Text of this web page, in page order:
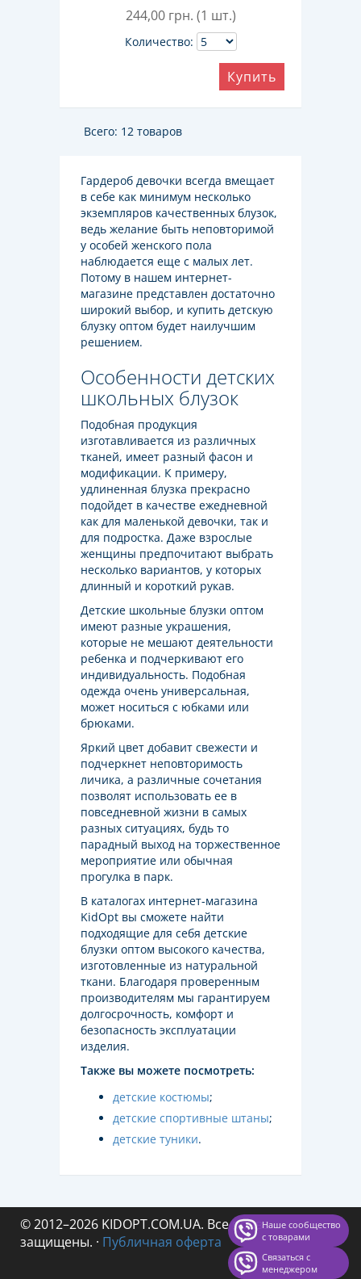
244,00 грн. (1 шт.)
Количество:
Купить
Всего: 12 товаров
Гардероб девочки всегда вмещает
в себе как минимум несколько
экземпляров качественных блузок,
ведь желание быть неповторимой
у особей женского пола
наблюдается еще с малых лет.
Потому в нашем интернет-
магазине представлен достаточно
широкий выбор, и купить детскую
блузку оптом будет наилучшим
решением.
Особенности детских
школьных блузок
Подобная продукция
изготавливается из различных
тканей, имеет разный фасон и
модификации. К примеру,
удлиненная блузка прекрасно
подойдет в качестве ежедневной
как для маленькой девочки, так и
для подростка. Даже взрослые
женщины предпочитают выбрать
несколько вариантов, у которых
длинный и короткий рукав.
Детские школьные блузки оптом
имеют разные украшения,
которые не мешают деятельности
ребенка и подчеркивают его
индивидуальность. Подобная
одежда очень универсальная,
может носиться с юбками или
брюками.
Яркий цвет добавит свежести и
подчеркнет неповторимость
личика, а различные сочетания
позволят использовать ее в
повседневной жизни в самых
разных ситуациях, будь то
парадный выход на торжественное
мероприятие или обычная
прогулка в парк.
В каталогах интернет-магазина
KidOpt вы сможете найти
подходящие для себя детские
блузки оптом высокого качества,
изготовленные из натуральной
ткани. Благодаря проверенным
производителям мы гарантируем
долгосрочность, комфорт и
безопасность эксплуатации
изделия.
Также вы можете посмотреть:
детские костюмы;
детские спортивные штаны;
детские туники.
© 2012–2026 KIDOPT.COM.UA. Все права
защищены. · Публичная оферта
Наше сообщество
с товарами
Связаться с
менеджером